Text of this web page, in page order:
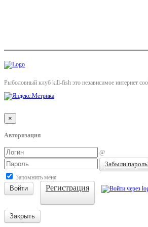
Рыболовный клуб kill-fish это независимое интернет
×
Авторизация
@
Забыли
Запомнить меня
Войти Регистрация
Закрыть